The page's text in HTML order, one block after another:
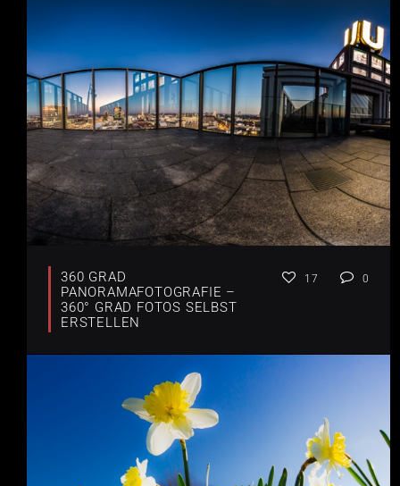
360 GRAD
PANORAMAFOTOGRAFIE –
360° GRAD FOTOS SELBST
ERSTELLEN
17 0